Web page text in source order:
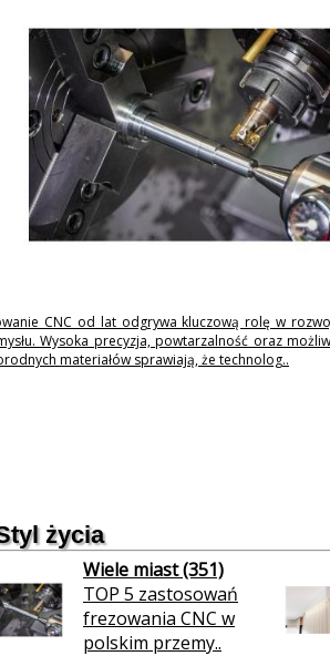
CNC od lat odgrywa kluczową rolę w
Wysoka precyzja, powtarzalność oraz
materiałów sprawiają, że technolog..
życia
Wiele miast (351)
TOP 5 zastosowań
frezowania CNC w
polskim przemy..